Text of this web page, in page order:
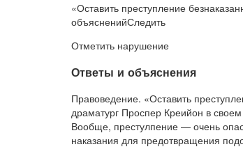
«Оставить преступление
объясненийСледить
Отметить нарушение
Ответы и объяснения
Правоведение. «Оставить
драматург Проспер Креийон в
Вообще, престулпение — очень
наказания для предотвращения